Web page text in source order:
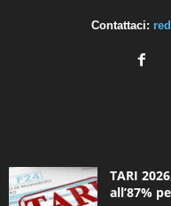
Contattaci:
TARI
all’87%